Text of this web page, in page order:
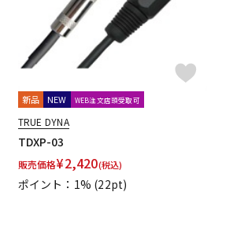
Teenage Engineering
ULTRASONE
V-MODA Vocal Mist VOVOX
DrAlienSmith
新品 NEW WEB注文店頭受取可
TRUE DYNA
TDXP-03
販売価格¥2,420(税込)
ポイント：1% (22pt)